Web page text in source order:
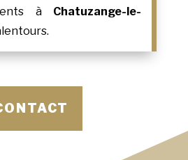
à Chatuzange-le-